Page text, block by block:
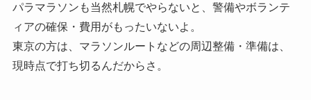
パラマラソンも当然札幌でやらないと、警備やボランテ
ィアの確保・費用がもったいないよ。
東京の方は、マラソンルートなどの周辺整備・準備は、
現時点で打ち切るんだからさ。